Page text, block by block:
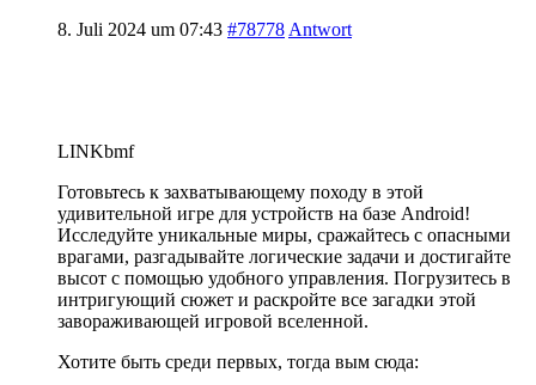
8. Juli 2024 um 07:43 #78778 Antwort
LINKbmf
Готовьтесь к захватывающему походу в этой
удивительной игре для устройств на базе Android!
Исследуйте уникальные миры, сражайтесь с опасными
врагами, разгадывайте логические задачи и достигайте
высот с помощью удобного управления. Погрузитесь в
интригующий сюжет и раскройте все загадки этой
завораживающей игровой вселенной.
Хотите быть среди первых, тогда вым сюда: